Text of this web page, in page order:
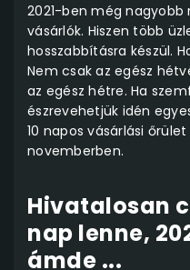
2021-ben még
vásárlók. Hiszen több
hosszabbításra készül.
Nem csak az egész
az egész hétre. Ha
észrevehetjük idén
10 napos vásárlási
novemberben.
Hivatalosan
nap lenne,
ámde ...